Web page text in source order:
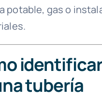
potable, gas o
identificar
tubería